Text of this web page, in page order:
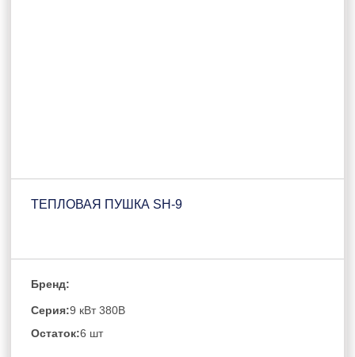
ТЕПЛОВАЯ ПУШКА SH-9
Бренд:
Серия:9 кВт 380В
Остаток:6 шт